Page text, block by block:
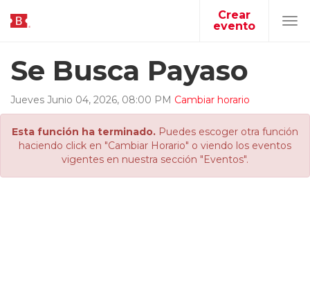
Crear
evento
Se Busca Payaso
Jueves Junio 04, 2026, 08:00 PM Cambiar horario
Esta función ha terminado. Puedes escoger otra función
haciendo click en "Cambiar Horario" o viendo los eventos
vigentes en nuestra sección "Eventos".